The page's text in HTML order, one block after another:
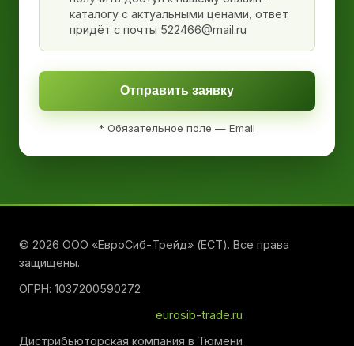
каталогу с актуальными ценами, ответ
придёт с почты 522466@mail.ru
Отправить заявку
* Обязательное поле — Email
© 2026 ООО «ЕвроСиб-Трейд» (ЕСТ). Все права
защищены.
ОГРН: 1037200590272
eurosib-trade.ru
Дистрибьюторская компания в Тюмени